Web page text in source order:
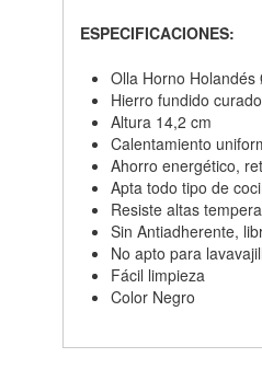
ESPECIFICACIONES:
Olla Horno
Hierro fundido curado
Altura 14,2 cm
Calentamiento
Ahorro energético,
Apta todo tipo de
Resiste altas
Sin Antiadherente,
No apto para
Fácil limpieza
Color Negro